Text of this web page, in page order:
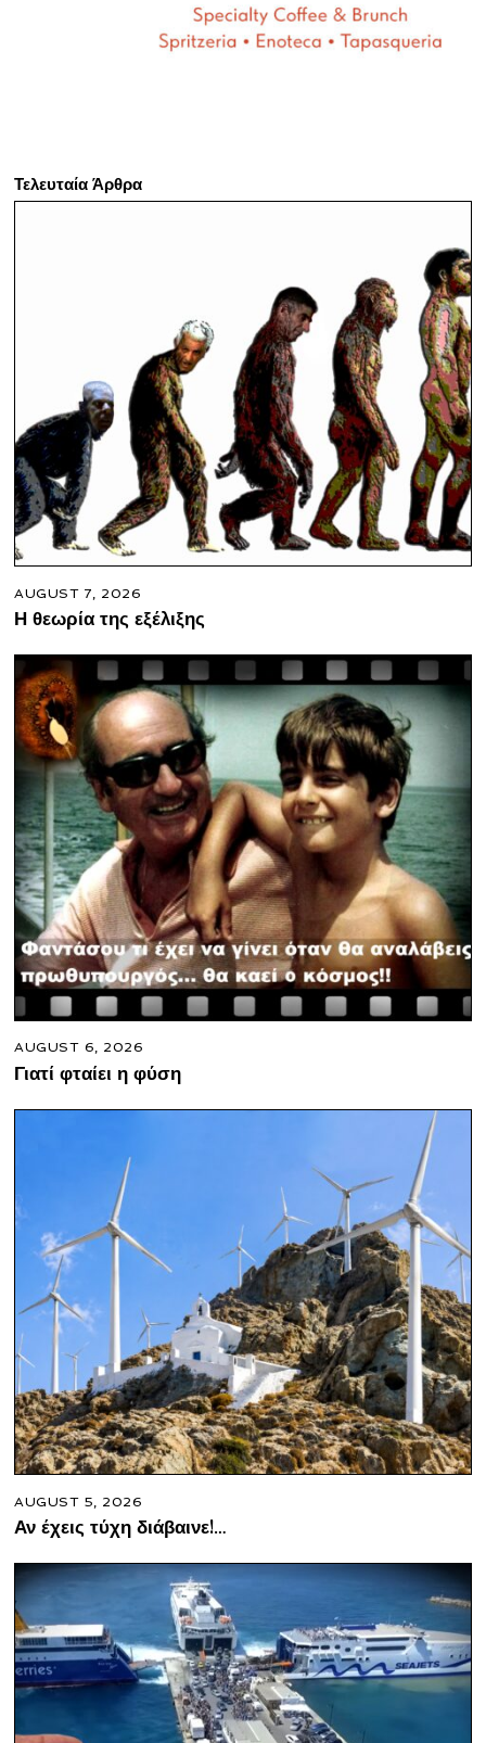
Τελευταία Άρθρα
AUGUST 7, 2026
Η θεωρία της εξέλιξης
AUGUST 6, 2026
Γιατί φταίει η φύση
AUGUST 5, 2026
Αν έχεις τύχη διάβαινε!…